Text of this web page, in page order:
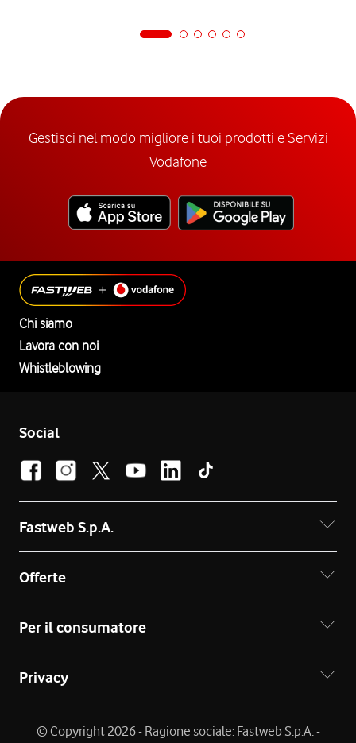
Gestisci nel modo migliore i tuoi prodotti e Servizi
Vodafone
Chi siamo
Lavora con noi
Whistleblowing
Social
Fastweb S.p.A.
Offerte
Per il consumatore
Privacy
© Copyright 2026 - Ragione sociale: Fastweb S.p.A. -